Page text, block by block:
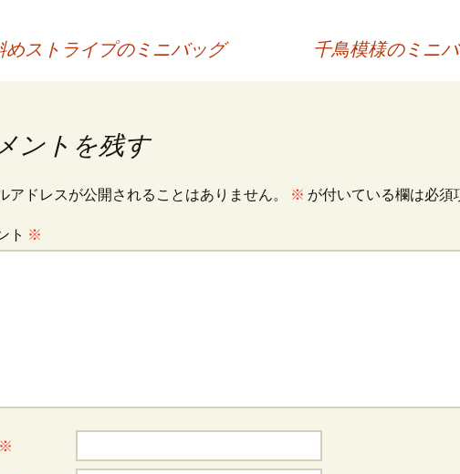
o
o
k
l
er es
t
めストライプのミニバッグ 千鳥模様のミニ
ントを残す
アドレスが公開されることはありません。 ※ が付いている欄は必須
ト ※
※